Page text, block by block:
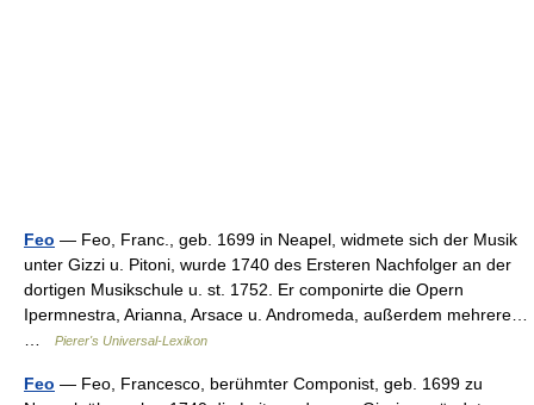
Feo — Feo, Franc., geb. 1699 in Neapel, widmete sich der Musik
unter Gizzi u. Pitoni, wurde 1740 des Ersteren Nachfolger an der
dortigen Musikschule u. st. 1752. Er componirte die Opern
Ipermnestra, Arianna, Arsace u. Andromeda, außerdem mehrere…
Pierer's Universal-Lexikon
Feo — Feo, Francesco, berühmter Componist, geb. 1699 zu